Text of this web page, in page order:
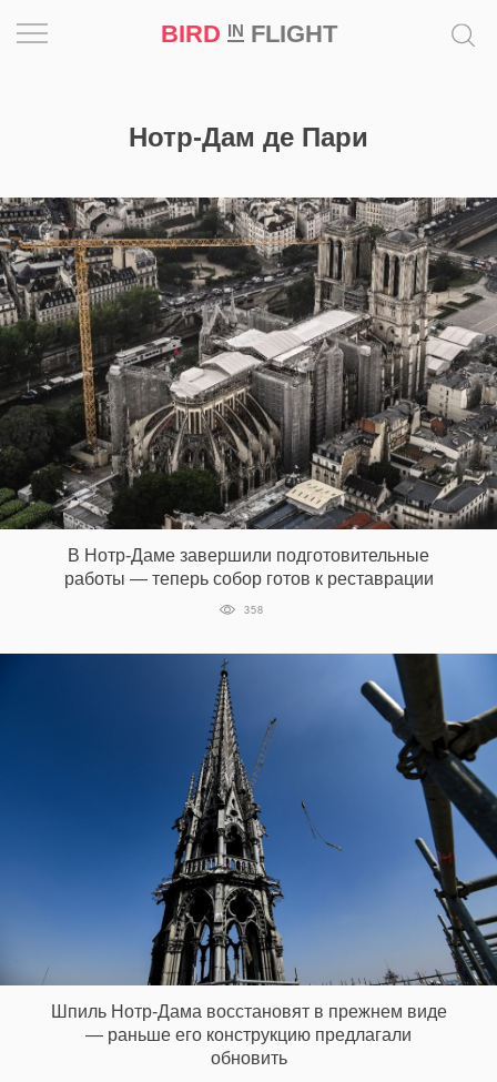
BIRD INFLIGHT
Нотр-Дам де Пари
В Нотр-Даме завершили подготовительные
работы — теперь собор готов к реставрации
358
Шпиль Нотр-Дама восстановят в прежнем виде
— раньше его конструкцию предлагали
обновить